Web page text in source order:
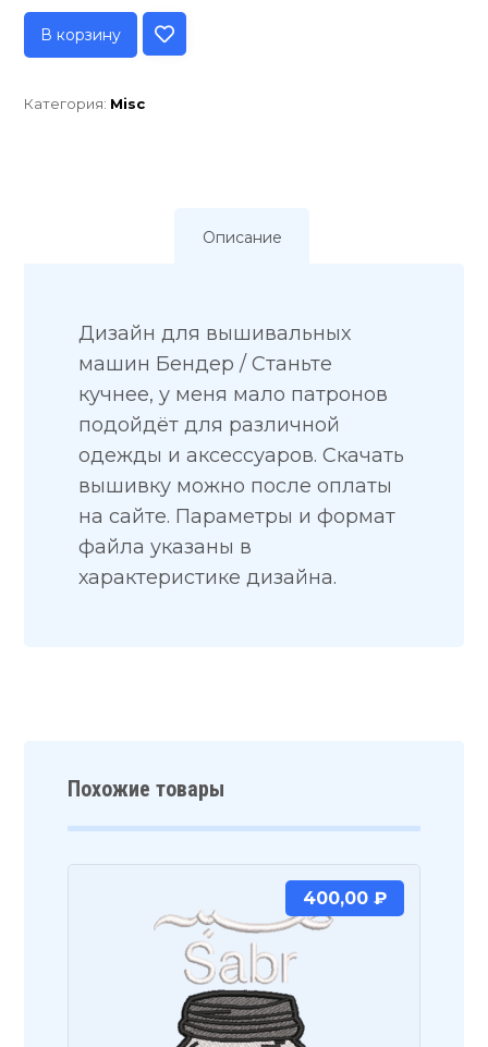
В корзину
Категория: Misc
Описание
Дизайн для вышивальных
машин Бендер / Станьте
кучнее, у меня мало патронов
подойдёт для различной
одежды и аксессуаров. Скачать
вышивку можно после оплаты
на сайте. Параметры и формат
файла указаны в
характеристике дизайна.
Похожие товары
400,00 ₽